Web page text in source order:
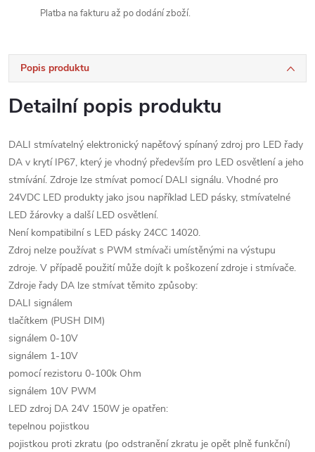
Platba na fakturu až po dodání zboží.
Popis produktu
Detailní popis produktu
DALI stmívatelný elektronický napěťový spínaný zdroj pro LED řady
DA v krytí IP67, který je vhodný především pro LED osvětlení a jeho
stmívání. Zdroje lze stmívat pomocí DALI signálu. Vhodné pro
24VDC LED produkty jako jsou například LED pásky, stmívatelné
LED žárovky a další LED osvětlení.
Není kompatibilní s LED pásky 24CC 14020.
Zdroj nelze používat s PWM stmívači umístěnými na výstupu
zdroje. V případě použití může dojít k poškození zdroje i stmívače.
Zdroje řady DA lze stmívat těmito způsoby:
DALI signálem
tlačítkem (PUSH DIM)
signálem 0-10V
signálem 1-10V
pomocí rezistoru 0-100k Ohm
signálem 10V PWM
LED zdroj DA 24V 150W je opatřen:
tepelnou pojistkou
pojistkou proti zkratu (po odstranění zkratu je opět plně funkční)